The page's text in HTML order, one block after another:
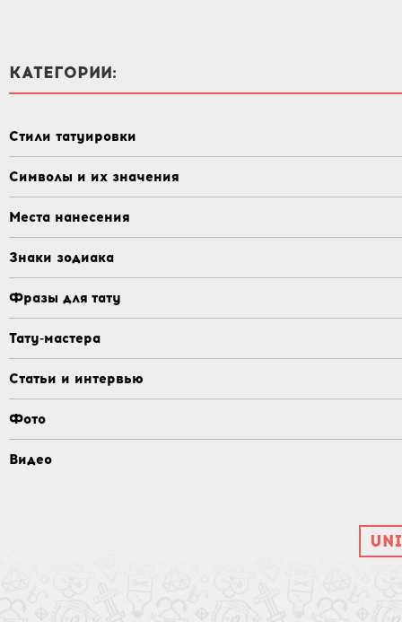
КАТЕГОРИИ:
Стили татуировки
Символы и их значения
Места нанесения
Знаки зодиака
Фразы для тату
Тату-мастера
Статьи и интервью
Фото
Видео